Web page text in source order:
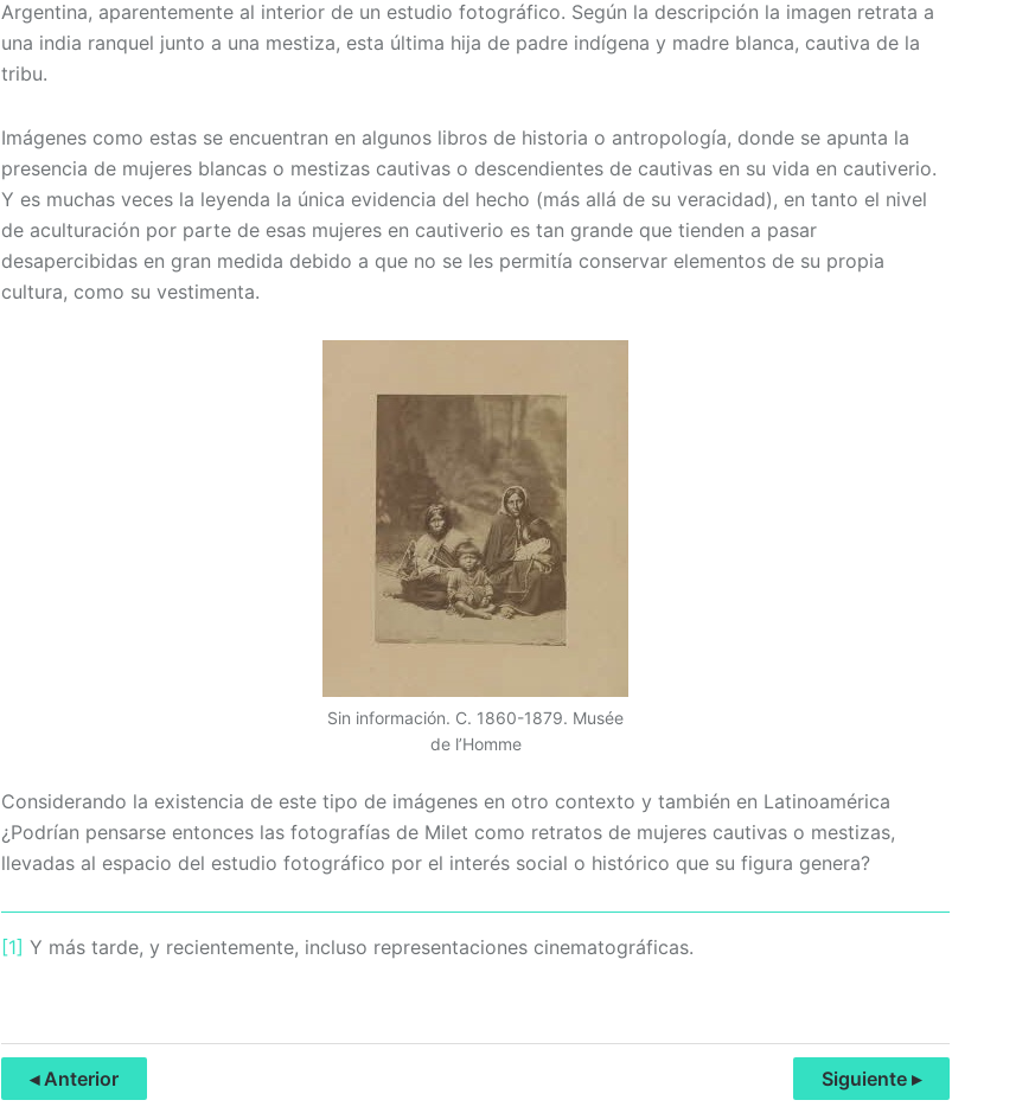
Argentina, aparentemente al interior de un estudio fotográfico. Según la descripción la imagen retrata a
una india ranquel junto a una mestiza, esta última hija de padre indígena y madre blanca, cautiva de la
tribu.
Imágenes como estas se encuentran en algunos libros de historia o antropología, donde se apunta la
presencia de mujeres blancas o mestizas cautivas o descendientes de cautivas en su vida en cautiverio.
Y es muchas veces la leyenda la única evidencia del hecho (más allá de su veracidad), en tanto el nivel
de aculturación por parte de esas mujeres en cautiverio es tan grande que tienden a pasar
desapercibidas en gran medida debido a que no se les permitía conservar elementos de su propia
cultura, como su vestimenta.
Sin información. C. 1860-1879. Musée
de l’Homme
Considerando la existencia de este tipo de imágenes en otro contexto y también en Latinoamérica
¿Podrían pensarse entonces las fotografías de Milet como retratos de mujeres cautivas o mestizas,
llevadas al espacio del estudio fotográfico por el interés social o histórico que su figura genera?
[1] Y más tarde, y recientemente, incluso representaciones cinematográficas.
◂ Anterior Siguiente ▸